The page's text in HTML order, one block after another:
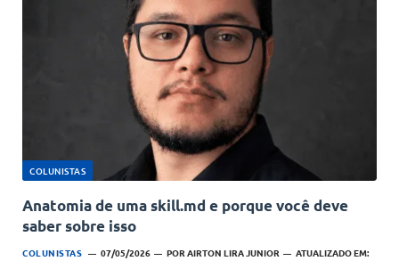
COLUNISTAS
Anatomia de uma skill.md e porque você deve
saber sobre isso
COLUNISTAS 07/05/2026 PORAIRTON LIRA JUNIOR
ATUALIZADO EM: